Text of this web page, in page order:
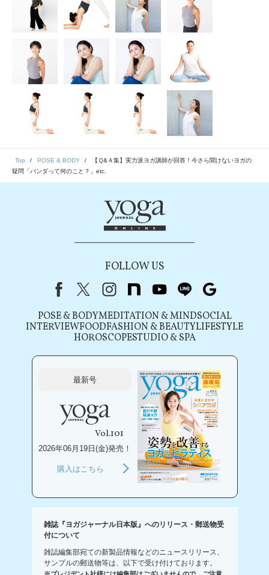
Top POSE & BODY
【Ｑ&Ａ集】実力派ヨガ講師が回答！今さら聞けないヨガの
疑問「バンダって何のこと？」etc.
FOLLOW US
FacebookX（旧Twitter）
instagram
note youtubeline
POSE & BODYMEDITATION & MINDSOCIAL
INTERVIEWFOODFASHION & BEAUTYLIFESTYLE
HOROSCOPESTUDIO & SPA
最新号
Vol.101
2026年06月19日(金)発売！
購入はこちら
雑誌『ヨガジャーナル日本版』へのリリース・郵送物受
付について
雑誌編集部宛ての新製品情報などのニュースリリース、
サンプルの郵送物等は、以下で受け付けております。